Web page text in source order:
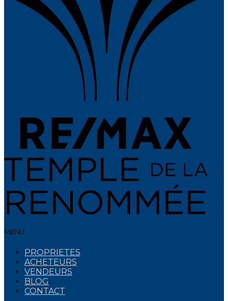
MENU
PROPRIETES
ACHETEURS
VENDEURS
BLOG
CONTACT